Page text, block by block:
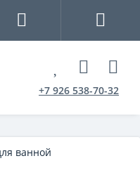
+7 926 538-70-32
ванной